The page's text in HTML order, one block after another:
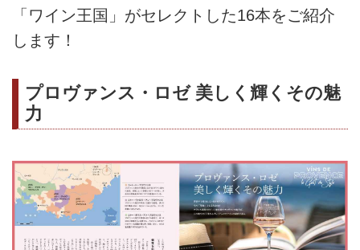
「ワイン王国」がセレクトした16本をご紹介
します！
プロヴァンス・ロゼ 美しく輝くその魅
力